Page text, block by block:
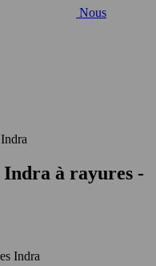
Nous
Indra à rayures -